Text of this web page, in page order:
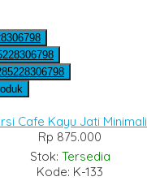
Cafe Kayu Jati
Rp 875.000
Stok: Tersedia
Kode: K-133